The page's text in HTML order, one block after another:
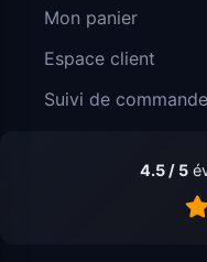
Mon panier
Espace client
Suivi de commande
4.5 / 5